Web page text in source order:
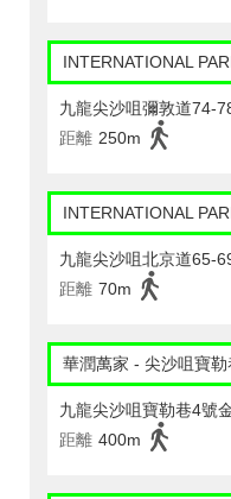
INTERNATIONAL
九龍尖沙咀彌敦道74-
距離 250m
INTERNATIONAL
九龍尖沙咀北京道65-
距離 70m
華潤萬家 - 尖沙咀寶
九龍尖沙咀寶勒巷4號
距離 400m